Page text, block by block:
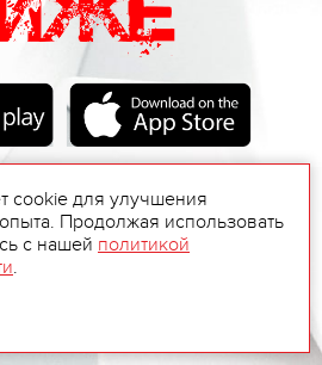
cookie для улучшения
Продолжая использовать
с нашей политикой
.